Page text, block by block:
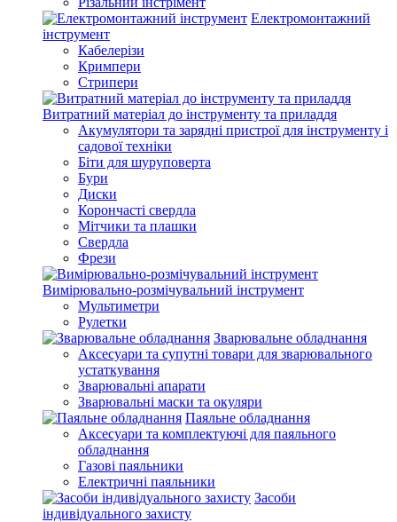
Електромонтажний
інструмент
Кабелерізи
Кримпери
Стрипери
Витратний матеріал до інструменту та приладдя
Акумулятори та зарядні пристрої для інструменту і
садової техніки
Біти для шуруповерта
Бури
Диски
Корончасті свердла
Мітчики та плашки
Свердла
Фрези
Вимірювально-розмічувальний інструмент
Мультиметри
Рулетки
Зварювальне обладнання
Аксесуари та супутні товари для зварювального
устаткування
Зварювальні апарати
Зварювальні маски та окуляри
Паяльне обладнання
Аксесуари та комплектуючі для паяльного
обладнання
Газові паяльники
Електричні паяльники
Засоби
індивідуального захисту